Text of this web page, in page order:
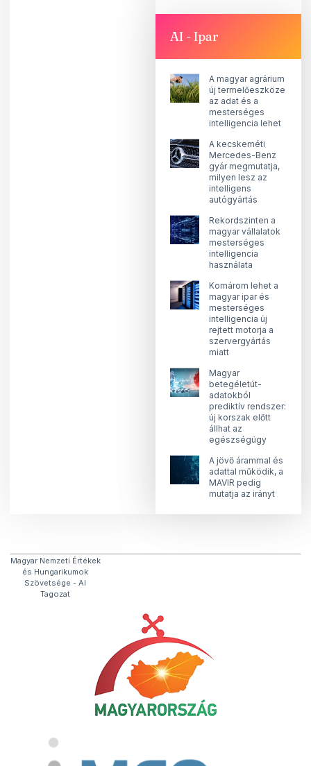
AI - Ipar
A magyar agrárium
új termelőeszköze
az adat és a
mesterséges
intelligencia lehet
A kecskeméti
Mercedes-Benz
gyár megmutatja,
milyen lesz az
intelligens
autógyártás
Rekordszinten a
magyar vállalatok
mesterséges
intelligencia
használata
Komárom lehet a
magyar ipar és
mesterséges
intelligencia új
rejtett motorja a
szervergyártás
miatt
Magyar
betegéletút-
adatokból
prediktív rendszer:
új korszak előtt
állhat az
egészségügy
A jövő árammal és
adattal működik, a
MAVIR pedig
mutatja az irányt
Magyar Nemzeti Értékek
és Hungarikumok
Szövetsége​ - AI
Tagozat